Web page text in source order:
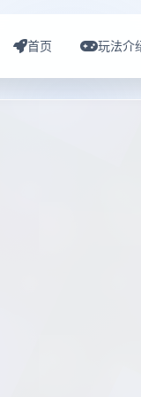
首页 玩法介